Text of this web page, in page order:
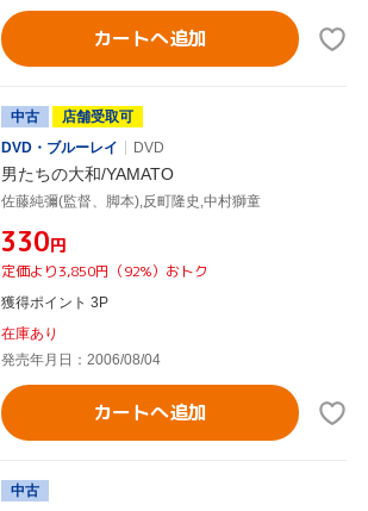
カートへ追加
中古
店舗受取可
DVD・ブルーレイ
DVD
男たちの大和/YAMATO
佐藤純彌(監督、脚本),反町隆史,中村獅童
¥330円
定価より3,850円（92%）おトク
獲得ポイント 3P
在庫あり
発売年月日：2006/08/04
カートへ追加
中古